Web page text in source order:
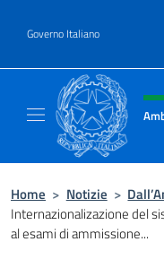
Governo Italiano
Intestazione
Home > Notizie >
Internazionalizazione del
al esami di ammissione...